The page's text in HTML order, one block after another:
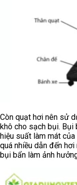
Còn quạt hơi nên sử
khô cho sạch bụi. Bụi
hiệu suất làm mát
quá nhiều dẫn đến
bụi bẩn làm ảnh